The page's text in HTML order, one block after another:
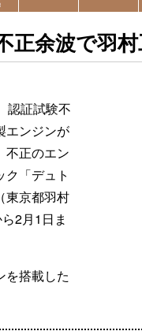
正余波で羽
認証試験不
エンジンが
不正のエン
ク「デュト
東京都羽村
2月1日ま
を搭載した